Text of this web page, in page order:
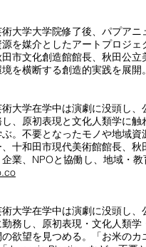
大学大学院修了後、パプア
を媒介としたアートプロジ
市文化創造館館長、秋田公
を横断する創造的実践を展開。
大学在学中は演劇に没頭し
、原初表現と文化人類学に
。不要となったモノや地域
十和田市現代美術館館長、
業、NPOと協働し、地域・
大学在学中は演劇に没頭し
務し、原初表現・文化人類
欲望を見つめる。「お米の